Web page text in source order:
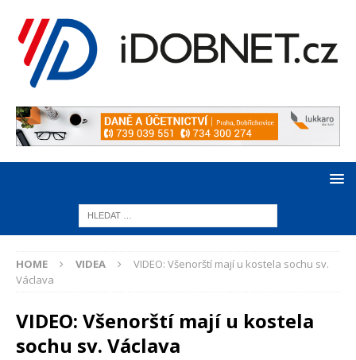
HOME VIDEA
VIDEO: Všenorští mají u kostela sochu sv.
Václava
VIDEO: Všenorští mají u kostela
sochu sv. Václava